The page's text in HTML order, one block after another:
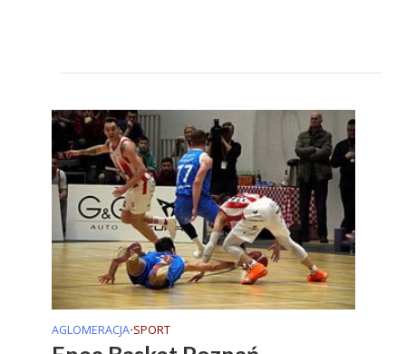
AGLOMERACJA•SPORT